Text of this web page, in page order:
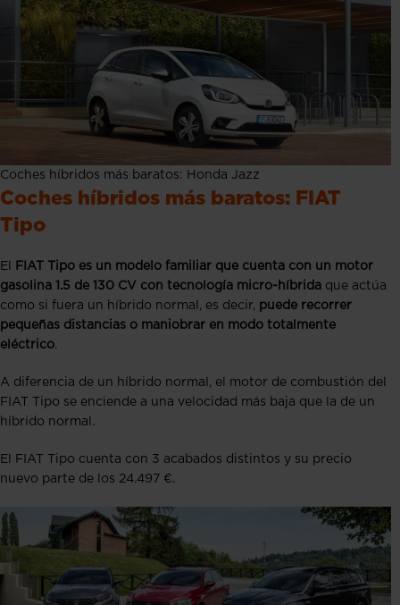
Coches híbridos más baratos: Honda Jazz
Coches híbridos más baratos: FIAT
Tipo
El FIAT Tipo es un modelo familiar que cuenta con un motor
gasolina 1.5 de 130 CV con tecnología micro-híbrida que actúa
como si fuera un híbrido normal, es decir, puede recorrer
pequeñas distancias o maniobrar en modo totalmente
eléctrico.
A diferencia de un híbrido normal, el motor de combustión del
FIAT Tipo se enciende a una velocidad más baja que la de un
híbrido normal.
El FIAT Tipo cuenta con 3 acabados distintos y su precio
nuevo parte de los 24.497 €.